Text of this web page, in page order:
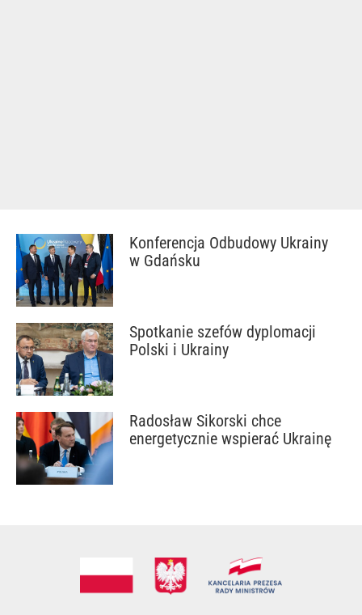
Konferencja Odbudowy Ukrainy
w Gdańsku
Spotkanie szefów dyplomacji
Polski i Ukrainy
Radosław Sikorski chce
energetycznie wspierać Ukrainę